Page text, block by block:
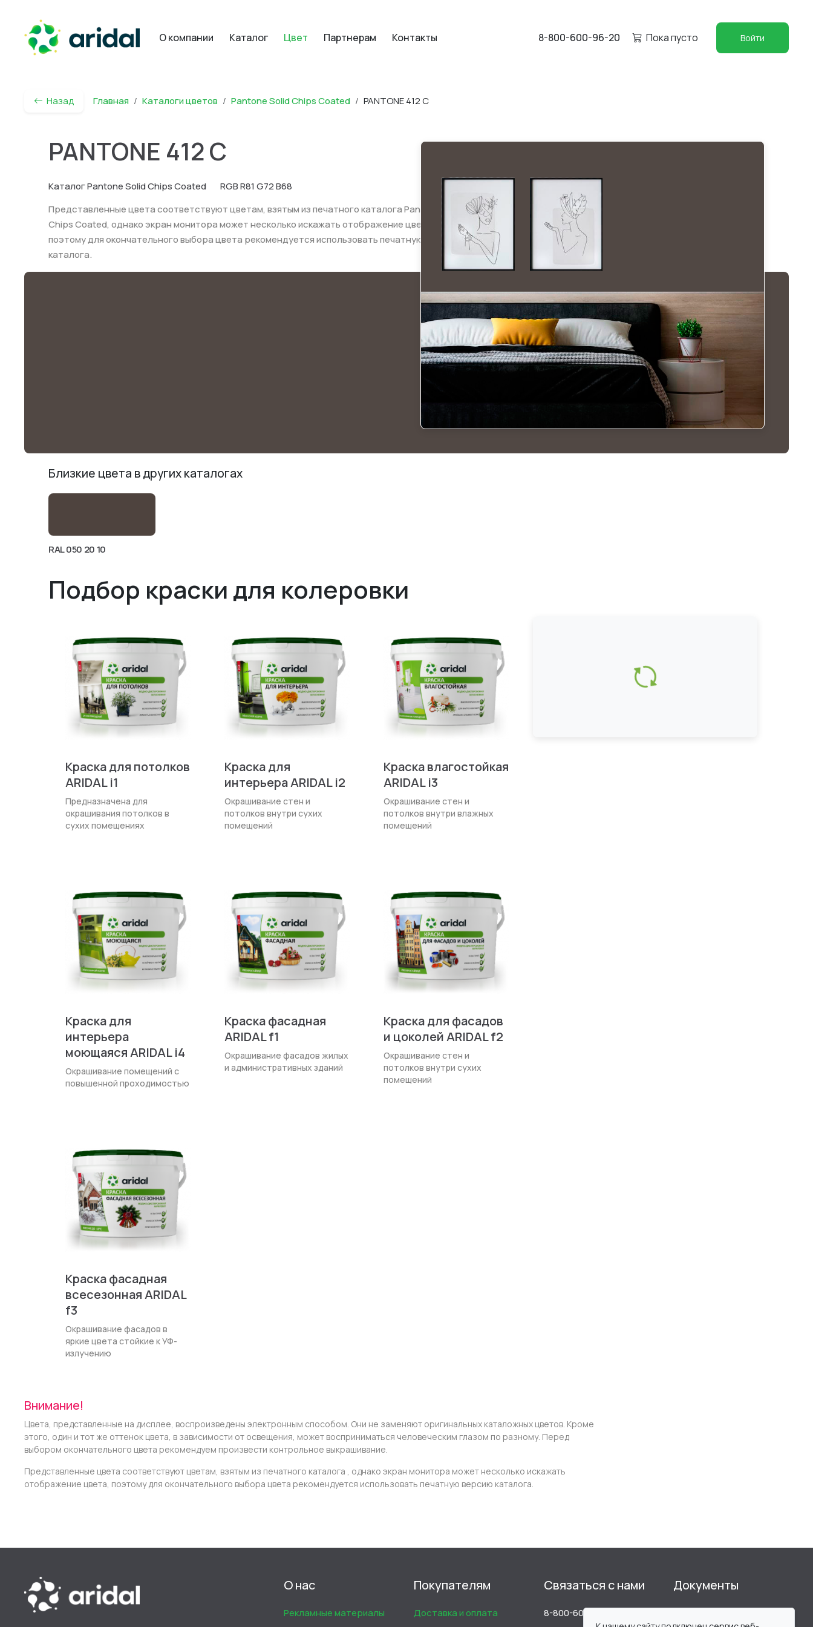
О компании Каталог Цвет Партнерам Контакты 8-800-600-96-20 Пока пусто Войти
Назад Главная Каталоги цветов Pantone Solid Chips Coated PANTONE 412 C
PANTONE 412 C
Каталог Pantone Solid Chips Coated
RGB R81 G72 B68
Представленные цвета соответствуют цветам, взятым из печатного каталога Pantone Solid
Chips Coated, однако экран монитора может несколько искажать отображение цвета,
поэтому для окончательного выбора цвета рекомендуется использовать печатную версию
каталога.
Близкие цвета в других каталогах
RAL 050 20 10
Подбор краски для колеровки
Краска для потолков
ARIDAL i1
Предназначена для
окрашивания потолков в
сухих помещениях
Краска для
интерьера ARIDAL i2
Окрашивание стен и
потолков внутри сухих
помещений
Краска влагостойкая
ARIDAL i3
Окрашивание стен и
потолков внутри влажных
помещений
Краска для
интерьера
моющаяся ARIDAL i4
Окрашивание помещений с
повышенной проходи­мостью
Краска фасадная
ARIDAL f1
Окрашивание фасадов жилых
и администрати­вных зданий
Краска для фасадов
и цоколей ARIDAL f2
Окрашивание стен и
потолков внутри сухих
помещений
Краска фасадная
всесезонная ARIDAL
f3
Окрашивание фасадов в
яркие цвета стойкие к УФ-
излучению
Внимание!
Цвета, представленные на дисплее, воспроизведены электронным способом. Они не заменяют оригинальных каталожных цветов. Кроме
этого, один и тот же оттенок цвета, в зависимости от освещения, может восприниматься человеческим глазом по разному. Перед
выбором окончательного цвета рекомендуем произвести контрольное выкрашивание.
Представленные цвета соответствуют цветам, взятым из печатного каталога , однако экран монитора может несколько искажать
отображение цвета, поэтому для окончательного выбора цвета рекомендуется использовать печатную версию каталога.
О нас
Рекламные материалы
Покупателям
Доставка и оплата
Связаться с нами
8-800-600-96-20
Документы
Публичная оферта